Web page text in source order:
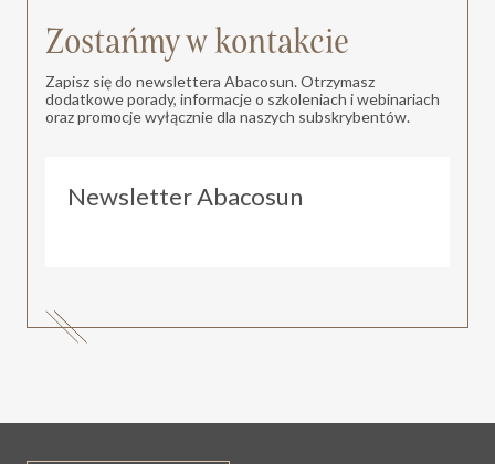
Zostańmy w kontakcie
Zapisz się do newslettera Abacosun. Otrzymasz
dodatkowe porady, informacje o szkoleniach i webinariach
oraz promocje wyłącznie dla naszych subskrybentów.
Newsletter Abacosun